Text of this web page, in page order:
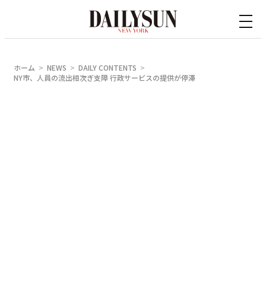
ホーム NEWS
DAILY CONTENTS
NY市、人員の流出相次ぎ支障 行政サービスの提供が停滞